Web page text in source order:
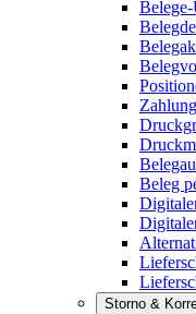
Beleg
Storno &